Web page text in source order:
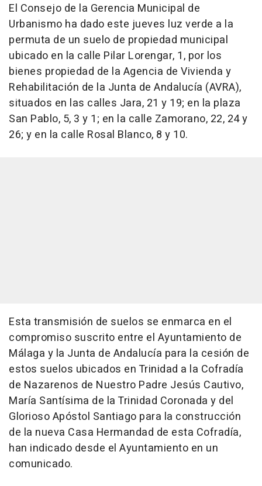
El Consejo de la Gerencia Municipal de
Urbanismo ha dado este jueves luz verde a la
permuta de un suelo de propiedad municipal
ubicado en la calle Pilar Lorengar, 1, por los
bienes propiedad de la Agencia de Vivienda y
Rehabilitación de la Junta de Andalucía (AVRA),
situados en las calles Jara, 21 y 19; en la plaza
San Pablo, 5, 3 y 1; en la calle Zamorano, 22, 24 y
26; y en la calle Rosal Blanco, 8 y 10.
Esta transmisión de suelos se enmarca en el
compromiso suscrito entre el Ayuntamiento de
Málaga y la Junta de Andalucía para la cesión de
estos suelos ubicados en Trinidad a la Cofradía
de Nazarenos de Nuestro Padre Jesús Cautivo,
María Santísima de la Trinidad Coronada y del
Glorioso Apóstol Santiago para la construcción
de la nueva Casa Hermandad de esta Cofradía,
han indicado desde el Ayuntamiento en un
comunicado.